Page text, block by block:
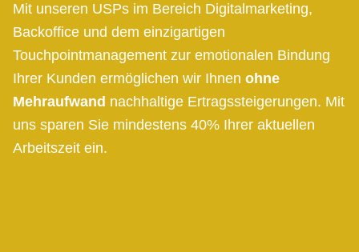
Mit unseren USPs im Bereich Digitalmarketing,
Backoffice und dem einzigartigen
Touchpointmanagement zur emotionalen Bindung
Ihrer Kunden ermöglichen wir Ihnen ohne
Mehraufwand nachhaltige Ertragssteigerungen. Mit
uns sparen Sie mindestens 40% Ihrer aktuellen
Arbeitszeit ein.